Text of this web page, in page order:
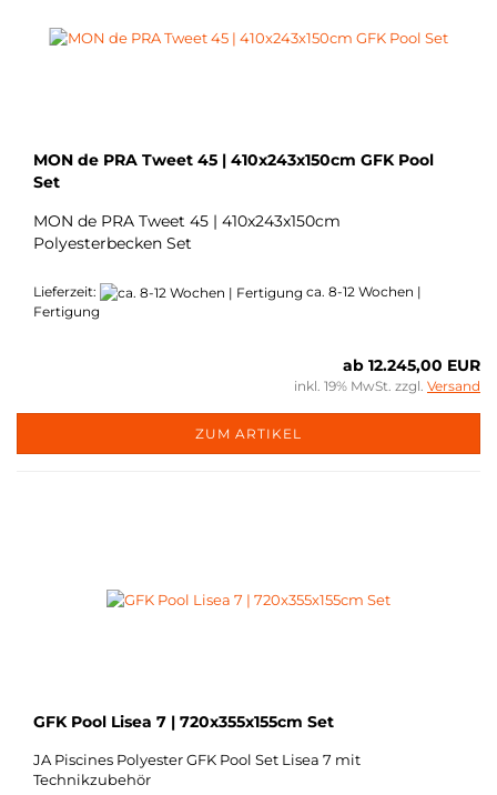
MON de PRA Tweet 45 | 410x243x150cm GFK Pool
Set
MON de PRA Tweet 45 | 410x243x150cm
Polyesterbecken Set
Lieferzeit:
ca. 8-12 Wochen |
Fertigung
ab 12.245,00 EUR
inkl. 19% MwSt. zzgl. Versand
ZUM ARTIKEL
GFK Pool Lisea 7 | 720x355x155cm Set
JA Piscines Polyester GFK Pool Set Lisea 7 mit
Technikzubehör